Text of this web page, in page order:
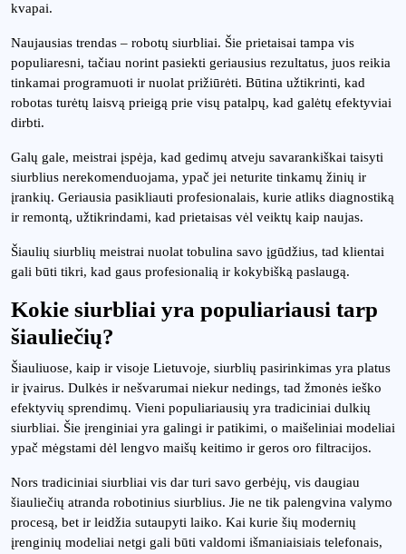
kvapai.
Naujausias trendas – robotų siurbliai. Šie prietaisai tampa vis
populiaresni, tačiau norint pasiekti geriausius rezultatus, juos reikia
tinkamai programuoti ir nuolat prižiūrėti. Būtina užtikrinti, kad
robotas turėtų laisvą prieigą prie visų patalpų, kad galėtų efektyviai
dirbti.
Galų gale, meistrai įspėja, kad gedimų atveju savarankiškai taisyti
siurblius nerekomenduojama, ypač jei neturite tinkamų žinių ir
įrankių. Geriausia pasikliauti profesionalais, kurie atliks diagnostiką
ir remontą, užtikrindami, kad prietaisas vėl veiktų kaip naujas.
Šiaulių siurblių meistrai nuolat tobulina savo įgūdžius, tad klientai
gali būti tikri, kad gaus profesionalią ir kokybišką paslaugą.
Kokie siurbliai yra populiariausi tarp
šiauliečių?
Šiauliuose, kaip ir visoje Lietuvoje, siurblių pasirinkimas yra platus
ir įvairus. Dulkės ir nešvarumai niekur nedings, tad žmonės ieško
efektyvių sprendimų. Vieni populiariausių yra tradiciniai dulkių
siurbliai. Šie įrenginiai yra galingi ir patikimi, o maišeliniai modeliai
ypač mėgstami dėl lengvo maišų keitimo ir geros oro filtracijos.
Nors tradiciniai siurbliai vis dar turi savo gerbėjų, vis daugiau
šiauliečių atranda robotinius siurblius. Jie ne tik palengvina valymo
procesą, bet ir leidžia sutaupyti laiko. Kai kurie šių modernių
įrenginių modeliai netgi gali būti valdomi išmaniaisiais telefonais,